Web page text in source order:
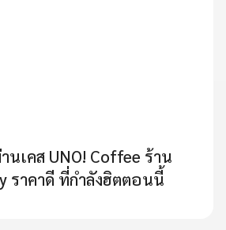
นเคส UNO! Coffee ร้าน
ราคาดี ที่กำลังฮิตตอนนี้